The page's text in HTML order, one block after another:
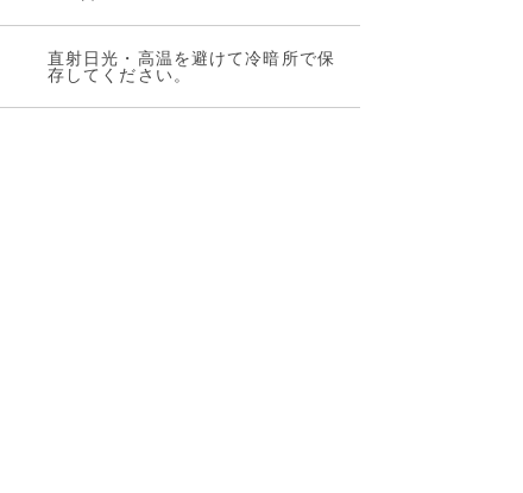
直射日光・高温を避けて冷暗所で保
存してください。